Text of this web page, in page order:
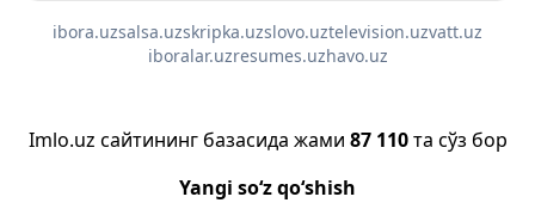
ibora.uzsalsa.uzskripka.uzslovo.uztelevision.uzvatt.uz
iboralar.uzresumes.uzhavo.uz
Imlo.uz сайтининг базасида жами 87 110та сўз бор
Yangi so‘z qo‘shish